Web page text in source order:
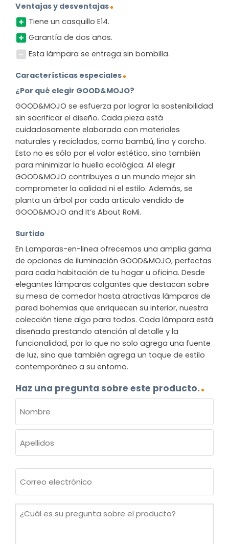
Ventajas y desventajas
Tiene un casquillo E14.
Garantía de dos años.
Esta lámpara se entrega sin bombilla.
Características especiales
¿Por qué elegir GOOD&MOJO?
GOOD&MOJO se esfuerza por lograr la sostenibilidad
sin sacrificar el diseño. Cada pieza está
cuidadosamente elaborada con materiales
naturales y reciclados, como bambú, lino y corcho.
Esto no es sólo por el valor estético, sino también
para minimizar la huella ecológica. Al elegir
GOOD&MOJO contribuyes a un mundo mejor sin
comprometer la calidad ni el estilo. Además, se
planta un árbol por cada artículo vendido de
GOOD&MOJO and It’s About RoMi.
Surtido
En Lamparas-en-linea ofrecemos una amplia gama
de opciones de iluminación GOOD&MOJO, perfectas
para cada habitación de tu hogar u oficina. Desde
elegantes lámparas colgantes que destacan sobre
su mesa de comedor hasta atractivas lámparas de
pared bohemias que enriquecen su interior, nuestra
colección tiene algo para todos. Cada lámpara está
diseñada prestando atención al detalle y la
funcionalidad, por lo que no solo agrega una fuente
de luz, sino que también agrega un toque de estilo
contemporáneo a su entorno.
Haz una pregunta sobre este producto.
(OBLIGATORIO)
Nombre
electrónico
¿Cuál